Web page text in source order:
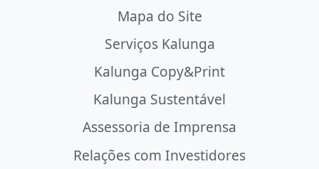
Mapa do Site
Serviços Kalunga
Kalunga Copy&Print
Kalunga Sustentável
Assessoria de Imprensa
Relações com Investidores